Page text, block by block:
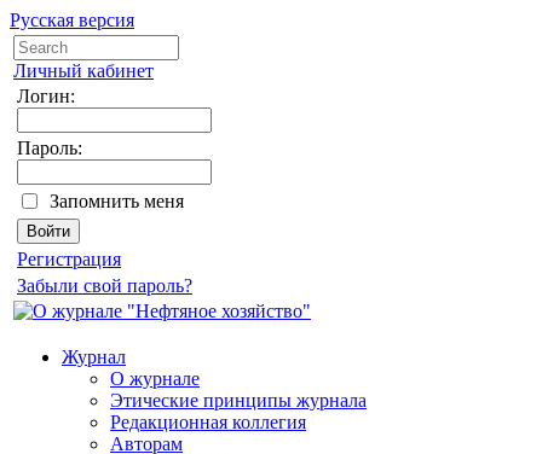
Русская версия
Личный кабинет
Логин:
Пароль:
Запомнить меня
Регистрация
Забыли свой пароль?
Журнал
О журнале
Этические принципы журнала
Редакционная коллегия
Авторам